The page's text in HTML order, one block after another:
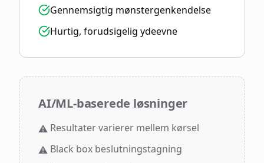
Gennemsigtig mønstergenkendelse
Hurtig, forudsigelig ydeevne
AI/ML-baserede løsninger
⚠️ Resultater varierer mellem kørsel
⚠️ Black box beslutningstagning